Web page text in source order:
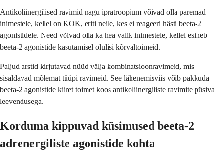
Antikoliinergilised ravimid nagu ipratroopium võivad olla paremad
inimestele, kellel on KOK, eriti neile, kes ei reageeri hästi beeta-2
agonistidele. Need võivad olla ka hea valik inimestele, kellel esineb
beeta-2 agonistide kasutamisel olulisi kõrvaltoimeid.
Paljud arstid kirjutavad nüüd välja kombinatsioonravimeid, mis
sisaldavad mõlemat tüüpi ravimeid. See lähenemisviis võib pakkuda
beeta-2 agonistide kiiret toimet koos antikoliinergiliste ravimite püsiva
leevendusega.
Korduma kippuvad küsimused beeta-2
adrenergiliste agonistide kohta